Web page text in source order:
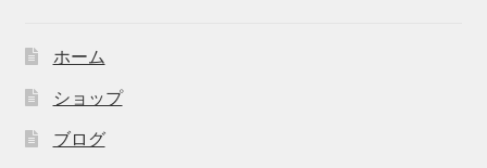
ホーム
ショップ
ブログ